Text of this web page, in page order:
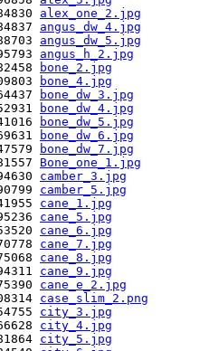
alex_one_2.jpg
angus_dw_4.jpg
angus_dw_5.jpg
angus_h_2.jpg
bone_2.jpg
bone_4.jpg
bone_dw_3.jpg
bone_dw_4.jpg
bone_dw_5.jpg
bone_dw_6.jpg
bone_dw_7.jpg
Bone_one_1.jpg
camber_3.jpg
camber_5.jpg
cane_1.jpg
cane_5.jpg
cane_6.jpg
cane_7.jpg
cane_8.jpg
cane_9.jpg
cane_e_2.jpg
case_slim_2.png
city_3.jpg
city_4.jpg
city_5.jpg